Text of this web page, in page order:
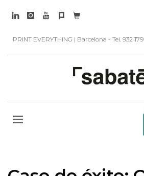
PRINT EVERYTHING | Barcelona - Tel. 932